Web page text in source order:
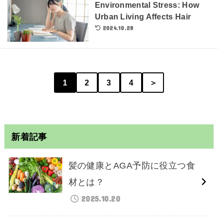
Environmental Stress: How
Urban Living Affects Hair
2024.10.28
1 2 3 4 ＞
新着記事
髪の健康とAGA予防に役立つ食
材とは？
2025.10.20